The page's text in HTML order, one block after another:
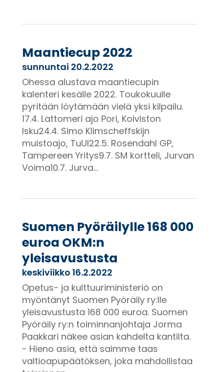
Maantiecup 2022
sunnuntai 20.2.2022
Ohessa alustava maantiecupin
kalenteri kesälle 2022. Toukokuulle
pyritään löytämään vielä yksi kilpailu.
17.4. Lattomeri ajo Pori, Koiviston
Isku24.4. Simo Klimscheffskijn
muistoajo, TuUl22.5. Rosendahl GP,
Tampereen Yritys9.7. SM kortteli, Jurvan
Voima10.7. Jurva...
Suomen Pyöräilylle 168 000
euroa OKM:n
yleisavustusta
keskiviikko 16.2.2022
Opetus- ja kulttuuriministeriö on
myöntänyt Suomen Pyöräily ry:lle
yleisavustusta 168 000 euroa. Suomen
Pyöräily ry:n toiminnanjohtaja Jorma
Paakkari näkee asian kahdelta kantilta.
- Hieno asia, että saimme taas
valtioapupäätöksen, joka mahdollistaa